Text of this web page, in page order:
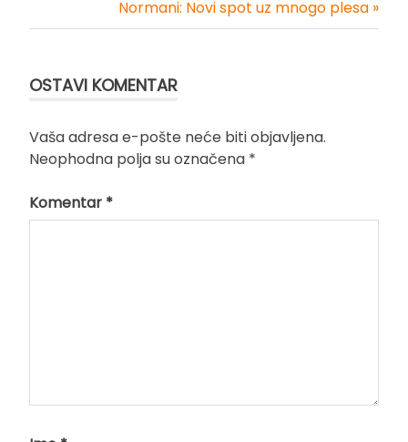
KretanjeNormani: Novi spot uz mnogo plesa »
OSTAVI KOMENTAR
Vaša adresa e-pošte neće biti objavljena.
Neophodna polja su označena *
Komentar *